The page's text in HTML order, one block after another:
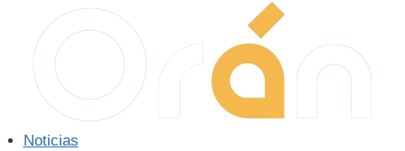
contenido
Noticias